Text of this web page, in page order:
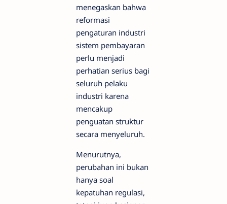
menegaskan bahwa
reformasi
pengaturan industri
sistem pembayaran
perlu menjadi
perhatian serius bagi
seluruh pelaku
industri karena
mencakup
penguatan struktur
secara menyeluruh.
Menurutnya,
perubahan ini bukan
hanya soal
kepatuhan regulasi,